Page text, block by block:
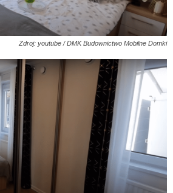
Zdroj: youtube / DMK Budownictwo Mobilne Domki